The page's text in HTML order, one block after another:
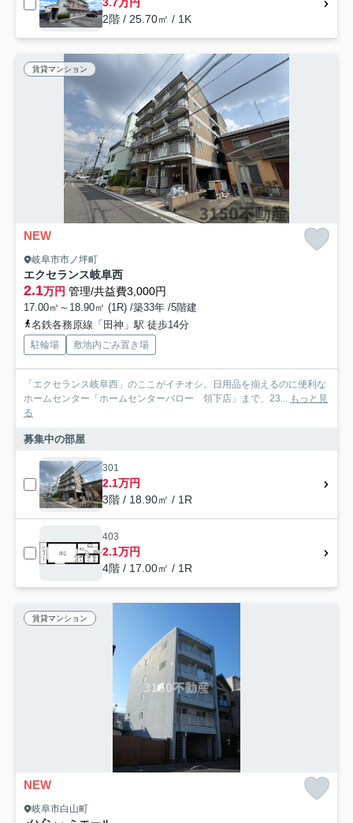
3.7万円
2階 / 25.70㎡ / 1K
賃貸マンション
NEW
岐阜市市ノ坪町
エクセランス岐阜西
2.1万円 管理/共益費3,000円
17.00㎡～18.90㎡ (1R) /築33年 /5階建
名鉄各務原線「田神」駅 徒歩14分
駐輪場 敷地内ごみ置き場
「エクセランス岐阜西」のここがイチオシ。日用品を揃えるのに便利な
ホームセンター「ホームセンターバロー 領下店」まで、23... もっと見
る
募集中の部屋
301
2.1万円
3階 / 18.90㎡ / 1R
403
2.1万円
4階 / 17.00㎡ / 1R
賃貸マンション
NEW
岐阜市白山町